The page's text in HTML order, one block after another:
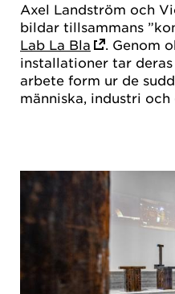
Axel Landström och
bildar tillsammans
Lab La Bla
. Genom
installationer tar
arbete form ur de
människa, industri